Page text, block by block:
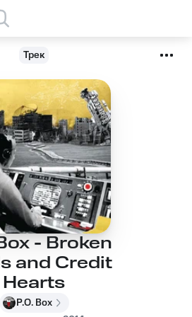
Трек
- Broken
and Credit
Hearts
P.O. Box